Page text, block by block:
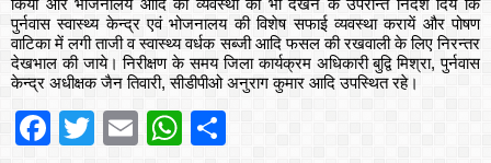
पुर्नवास स्वास्थ्य केन्द्र एवं भोजनालय की विशेष सफाई व्यवस्था करायें और पोषण
वाटिका में लगी ताजी व स्वास्थ्य वर्धक सब्जी आदि फसल की रखवाली के लिए निरन्तर
देखभाल की जाये। निरीक्षण के समय जिला कार्यक्रम अधिकारी बुद्वि मिश्रा, पुर्नवास
केन्द्र अधीक्षक जैन तिवारी, सीडीपीओ अनुराग कुमार आदि उपस्थित रहे।
Facebook
Twitter
EmailWhatsApp